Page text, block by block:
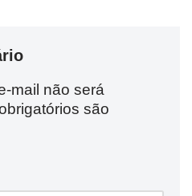
mail não será
são